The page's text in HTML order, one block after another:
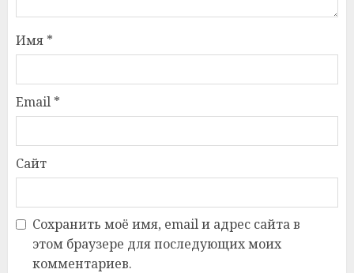
Имя *
Email *
Сайт
Сохранить моё имя, email и адрес сайта в
этом браузере для последующих моих
комментариев.